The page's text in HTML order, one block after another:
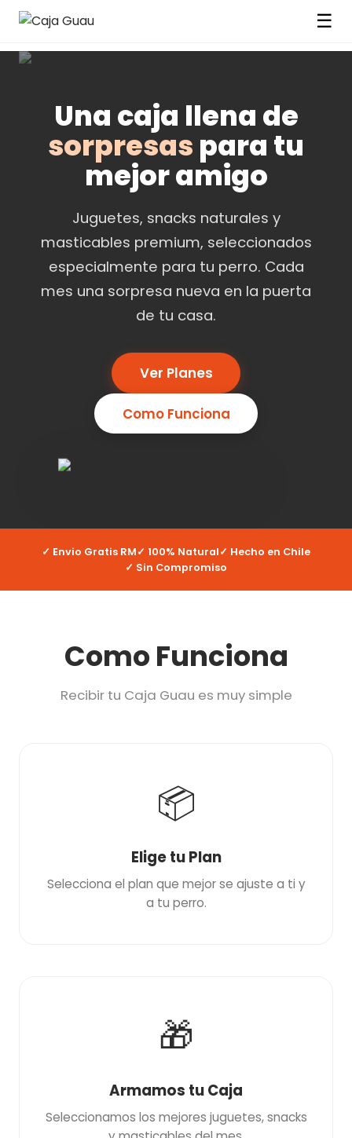
☰
Una caja llena de
sorpresas para tu
mejor amigo
Juguetes, snacks naturales y
masticables premium, seleccionados
especialmente para tu perro. Cada
mes una sorpresa nueva en la puerta
de tu casa.
Ver Planes
Como Funciona
✓ Envio Gratis RM✓ 100% Natural✓ Hecho en Chile
✓ Sin Compromiso
Como Funciona
Recibir tu Caja Guau es muy simple
📦
Elige tu Plan
Selecciona el plan que mejor se ajuste a ti y
a tu perro.
🎁
Armamos tu Caja
Seleccionamos los mejores juguetes, snacks